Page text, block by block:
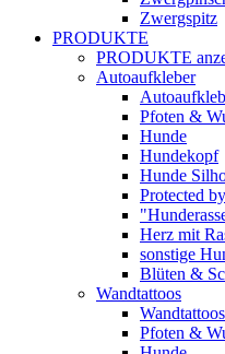
Zwergspitz
PRODUKTE
PRODUKTE
Autoaufkleber
Pfoten &
Hunde
Hundekopf
Hunde
Protected
Herz mit
sonstige
Blüten &
Wandtattoos
Pfoten &